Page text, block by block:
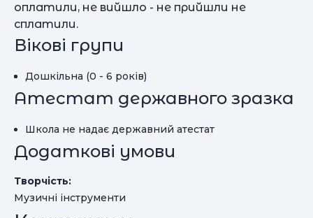
оплатили, не вийшло - не прийшли не
сплатили.
Вікові групи
Дошкільна (0 - 6 років)
Атестат державного зразка
Школа не надає державний атестат
Додаткові умови
Творчість:
Музичні інструменти